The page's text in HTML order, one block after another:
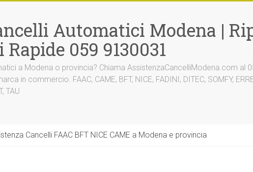
Automatici Modena |
059 9130031
a Modena o provincia? Chiama AssistenzaCancelliModena.com al
in commercio. FAAC, CAME, BFT, NICE, FADINI, DITEC, SOMFY,
TAU
Cancelli FAAC BFT NICE CAME a Modena e provincia